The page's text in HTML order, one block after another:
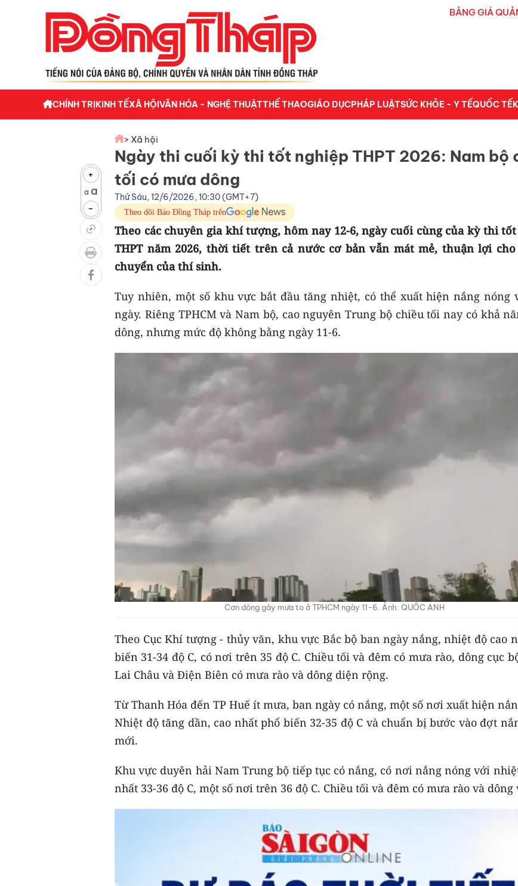
BẢNG GIÁ
CHÍNH TRỊKINH TẾXÃ HỘIVĂN HÓA - NGHỆ THUẬTTHỂ THAOGIÁO DỤCPHÁP LUẬTSỨC KHỎE - Y TẾQUỐC TẾ
+
a a
-
> Xã hội
Ngày thi cuối kỳ thi tốt nghiệp THPT 2026: Nam bộ
tối có mưa dông
Thứ Sáu, 12/6/2026, 10:30 (GMT+7)
Theo dõi Báo Đồng Tháp trên
Theo các chuyên gia khí tượng, hôm nay 12-6, ngày cuối cùng của kỳ thi
THPT năm 2026, thời tiết trên cả nước cơ bản vẫn mát mẻ, thuận lợi
chuyển của thí sinh.
Tuy nhiên, một số khu vực bắt đầu tăng nhiệt, có thể xuất hiện nắng nóng
ngày. Riêng TPHCM và Nam bộ, cao nguyên Trung bộ chiều tối nay có khả
dông, nhưng mức độ không bằng ngày 11-6.
Cơn dông gây mưa to ở TPHCM ngày 11-6. Ảnh: QUỐC ANH
Theo Cục Khí tượng - thủy văn, khu vực Bắc bộ ban ngày nắng, nhiệt độ cao
biến 31-34 độ C, có nơi trên 35 độ C. Chiều tối và đêm có mưa rào, dông cục
Lai Châu và Điện Biên có mưa rào và dông diện rộng.
Từ Thanh Hóa đến TP Huế ít mưa, ban ngày có nắng, một số nơi xuất hiện
Nhiệt độ tăng dần, cao nhất phổ biến 32-35 độ C và chuẩn bị bước vào đợt
mới.
Khu vực duyên hải Nam Trung bộ tiếp tục có nắng, có nơi nắng nóng với
nhất 33-36 độ C, một số nơi trên 36 độ C. Chiều tối và đêm có mưa rào và